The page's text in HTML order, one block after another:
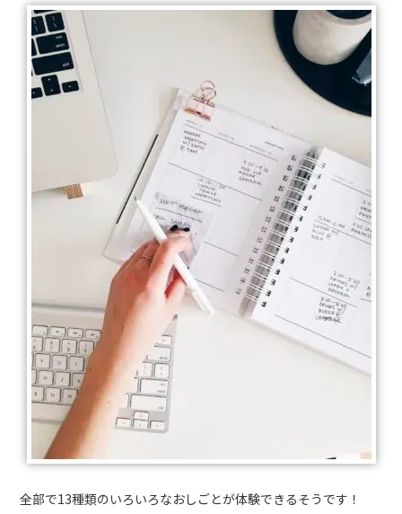
全部で13種類のいろいろなおしごとが体験できるそうです！